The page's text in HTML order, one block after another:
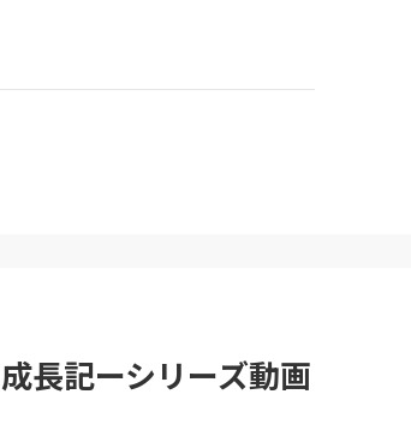
長記ーシリーズ動画